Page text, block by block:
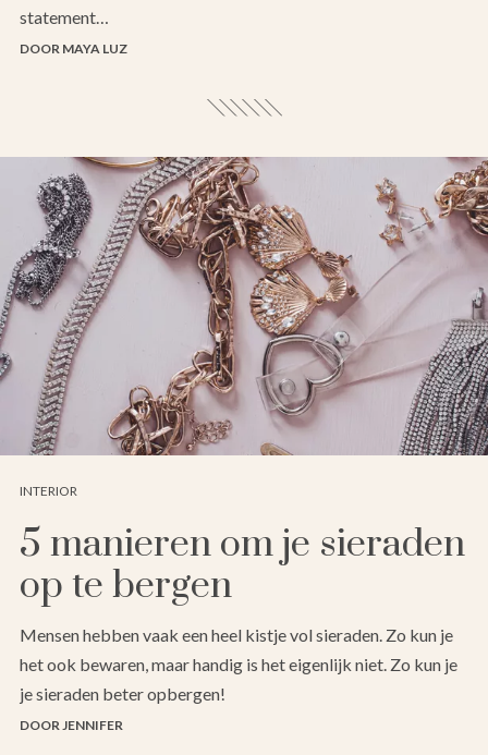
statement…
DOOR MAYA LUZ
INTERIOR
5 manieren om je sieraden
op te bergen
Mensen hebben vaak een heel kistje vol sieraden. Zo kun je
het ook bewaren, maar handig is het eigenlijk niet. Zo kun je
je sieraden beter opbergen!
DOOR JENNIFER